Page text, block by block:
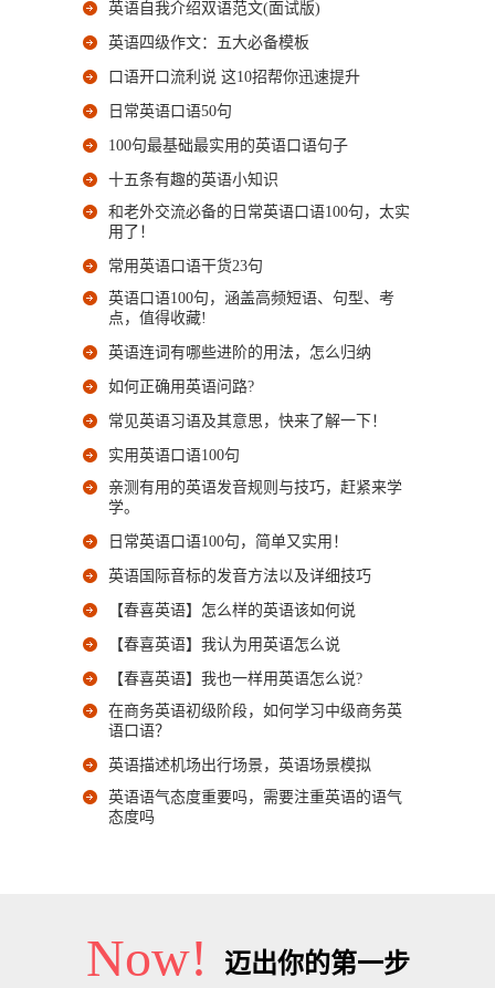
英语自我介绍双语范文(面试版)
英语四级作文：五大必备模板
口语开口流利说 这10招帮你迅速提升
日常英语口语50句
100句最基础最实用的英语口语句子
十五条有趣的英语小知识
和老外交流必备的日常英语口语100句，太实
用了！
常用英语口语干货23句
英语口语100句，涵盖高频短语、句型、考
点，值得收藏!
英语连词有哪些进阶的用法，怎么归纳
如何正确用英语问路?
常见英语习语及其意思，快来了解一下！
实用英语口语100句
亲测有用的英语发音规则与技巧，赶紧来学
学。
日常英语口语100句，简单又实用！
英语国际音标的发音方法以及详细技巧
【春喜英语】怎么样的英语该如何说
【春喜英语】我认为用英语怎么说
【春喜英语】我也一样用英语怎么说?
在商务英语初级阶段，如何学习中级商务英
语口语？
英语描述机场出行场景，英语场景模拟
英语语气态度重要吗，需要注重英语的语气
态度吗
Now! 迈出你的第一步